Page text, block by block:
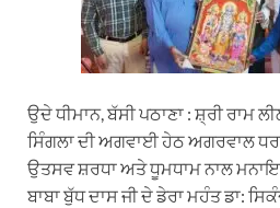
a
m
o
k
I
n
ਉਦੇ ਧੀਮਾਨ, ਬੱਸੀ ਪਠਾਣਾ : ਸ਼੍ਰੀ ਰਾਮ
ਸਿੰਗਲਾ ਦੀ ਅਗਵਾਈ ਹੇਠ ਅਗਰਵਾਲ
ਉਤਸਵ ਸ਼ਰਧਾ ਅਤੇ ਧੂਮਧਾਮ ਨਾਲ
ਬਾਬਾ ਬੁੱਧ ਦਾਸ ਜੀ ਦੇ ਡੇਰਾ ਮਹੰਤ ਡਾ: